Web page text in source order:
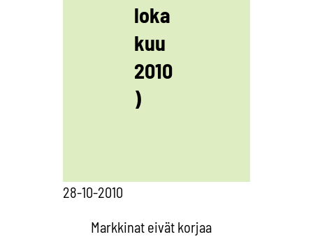
loka
kuu
2010
)
28-10-2010
Markkinat eivät korjaa